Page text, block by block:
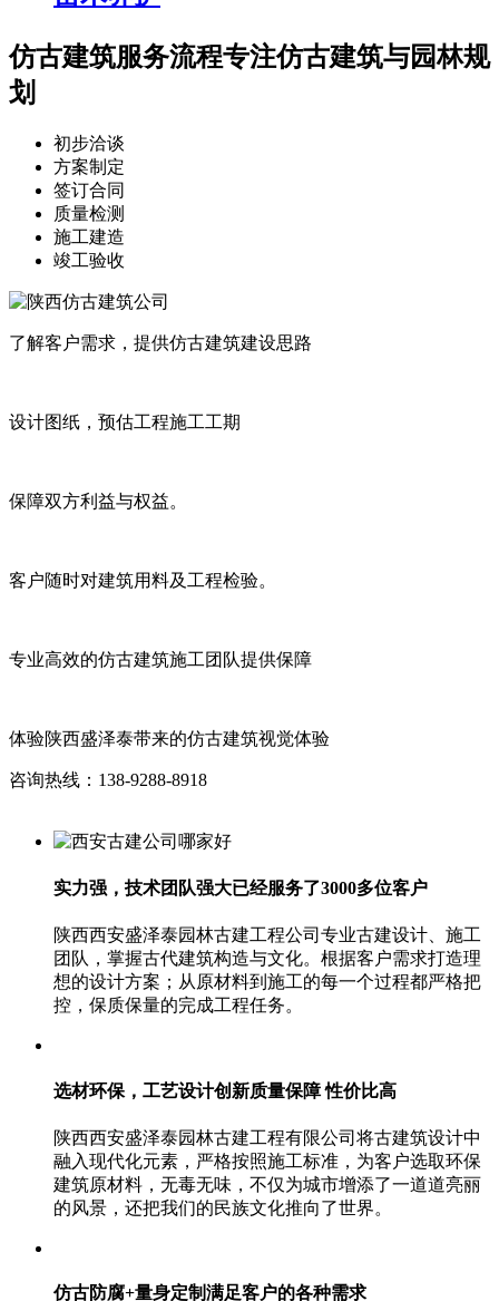
仿古建筑服务流程专注仿古建筑与园林规
划
初步洽谈
方案制定
签订合同
质量检测
施工建造
竣工验收
了解客户需求，提供仿古建筑建设思路
设计图纸，预估工程施工工期
保障双方利益与权益。
客户随时对建筑用料及工程检验。
专业高效的仿古建筑施工团队提供保障
体验陕西盛泽泰带来的仿古建筑视觉体验
咨询热线：138-9288-8918
实力强，技术团队强大已经服务了3000多位客户
陕西西安盛泽泰园林古建工程公司专业古建设计、施工
团队，掌握古代建筑构造与文化。根据客户需求打造理
想的设计方案；从原材料到施工的每一个过程都严格把
控，保质保量的完成工程任务。
选材环保，工艺设计创新质量保障 性价比高
陕西西安盛泽泰园林古建工程有限公司将古建筑设计中
融入现代化元素，严格按照施工标准，为客户选取环保
建筑原材料，无毒无味，不仅为城市增添了一道道亮丽
的风景，还把我们的民族文化推向了世界。
仿古防腐+量身定制满足客户的各种需求